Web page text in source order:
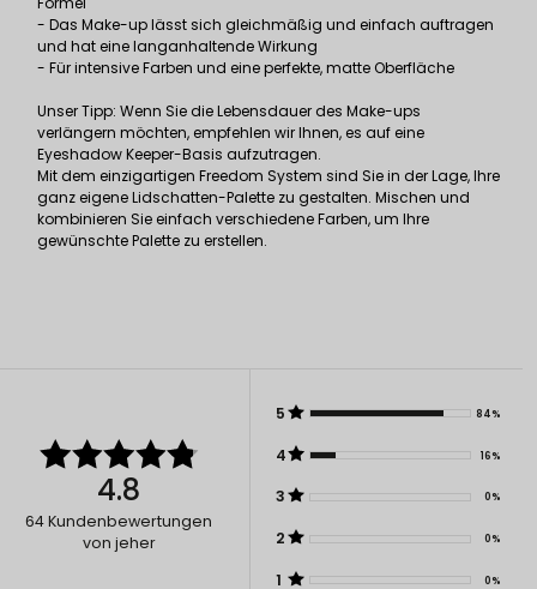
- Das Make-up lässt sich gleichmäßig und einfach auftragen
und hat eine langanhaltende Wirkung
- Für intensive Farben und eine perfekte, matte Oberfläche
Unser Tipp: Wenn Sie die Lebensdauer des Make-ups
verlängern möchten, empfehlen wir Ihnen, es auf eine
Eyeshadow Keeper-Basis aufzutragen.
Mit dem einzigartigen Freedom System sind Sie in der Lage, Ihre
ganz eigene Lidschatten-Palette zu gestalten. Mischen und
kombinieren Sie einfach verschiedene Farben, um Ihre
gewünschte Palette zu erstellen.
4.8
64Kundenbewertungen
von jeher
5 84%
4 16%
3 0%
2 0%
1 0%